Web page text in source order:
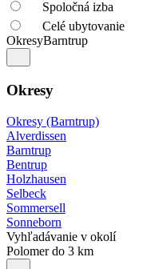
Spoločná izba
Celé ubytovanie
OkresyBarntrup
Okresy
Okresy (Barntrup)
Alverdissen
Barntrup
Bentrup
Holzhausen
Selbeck
Sommersell
Sonneborn
Vyhľadávanie v okolí
Polomer do 3 km